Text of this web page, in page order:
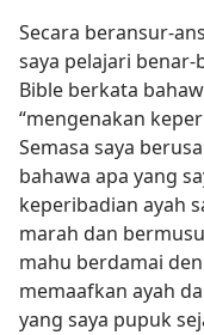
Secara beransur-
saya pelajari
Bible berkata
“mengenakan
Semasa saya
bahawa apa yang
keperibadian ayah
marah dan
mahu berdamai
memaafkan ayah
yang saya pupuk